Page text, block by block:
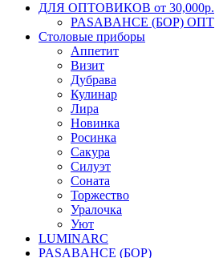
ДЛЯ ОПТОВИКОВ от 30,000р.
PASABAHCE (БОР) ОПТ
Столовые приборы
Аппетит
Визит
Дубрава
Кулинар
Лира
Новинка
Росинка
Сакура
Силуэт
Соната
Торжество
Уралочка
Уют
LUMINARC
PASABAHCE (БОР)